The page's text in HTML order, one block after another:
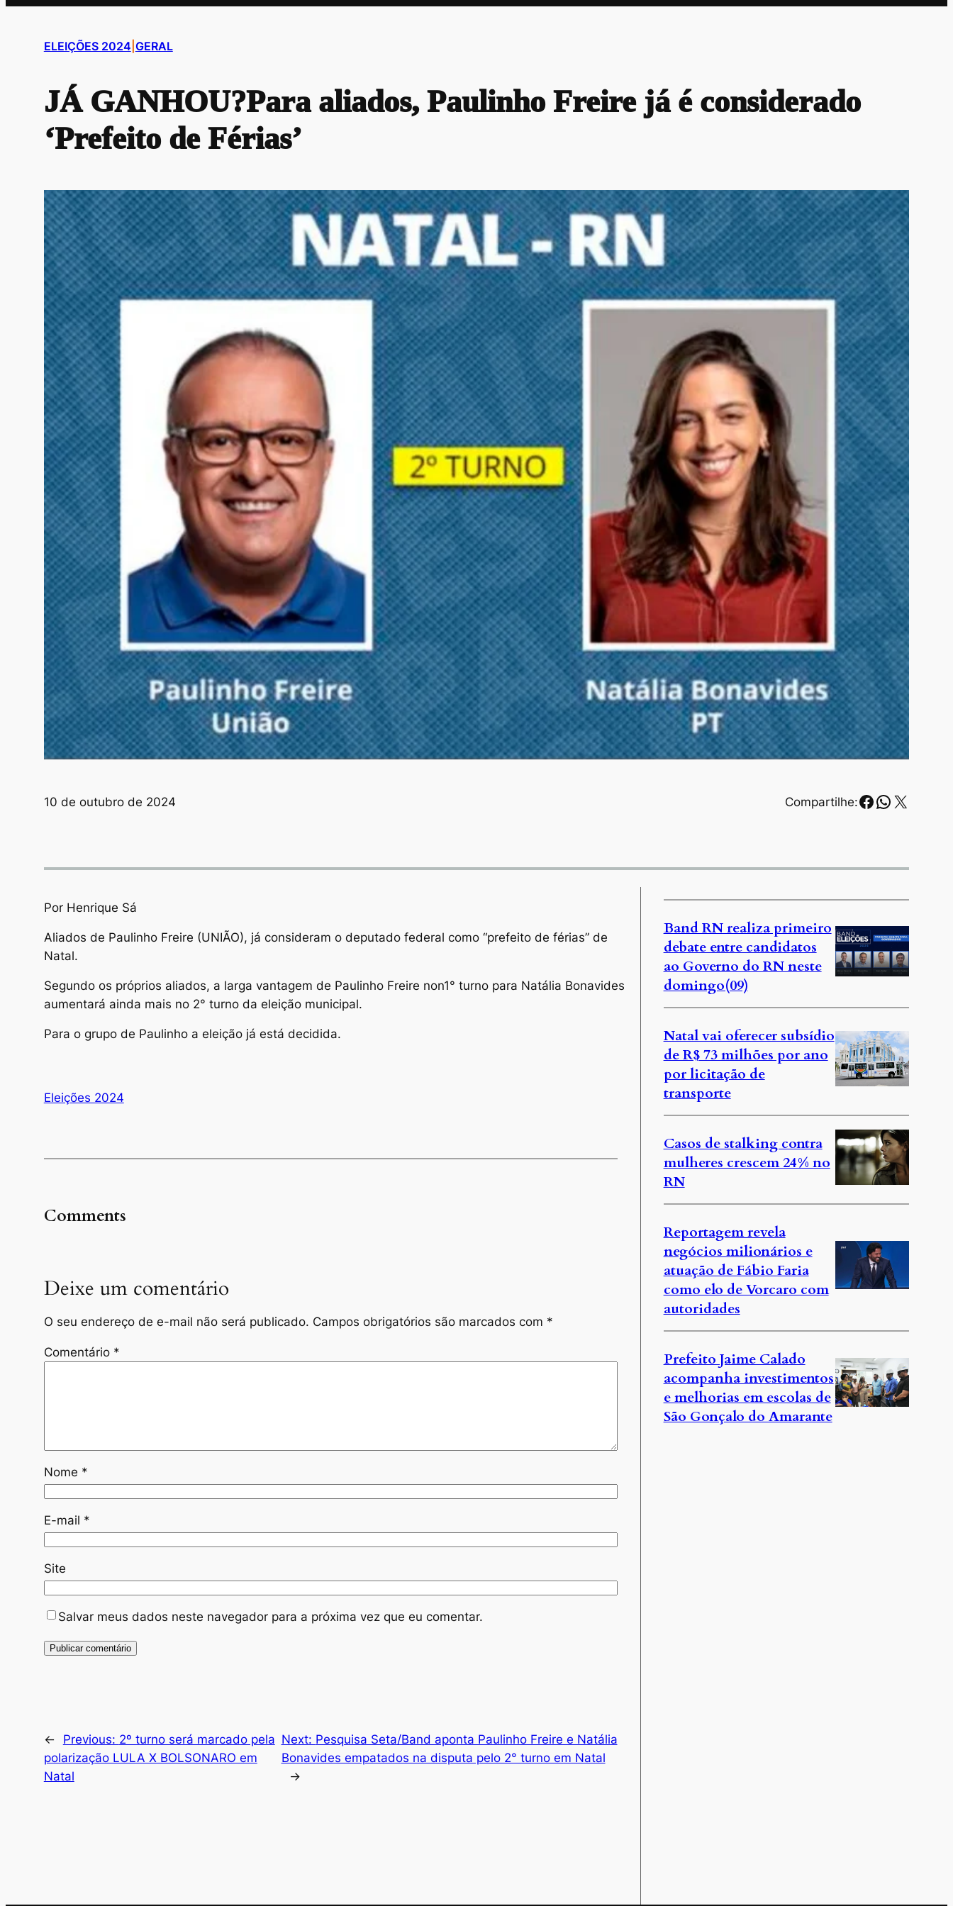
ELEIÇÕES 2024 GERAL
JÁ GANHOU?Para aliados, Paulinho Freire já é considerado
‘Prefeito de Férias’
10 de outubro de 2024 Compartilhe:Facebook
X
Por Henrique Sá
Aliados de Paulinho Freire (UNIÃO), já consideram o deputado federal como “prefeito de férias” de
Natal.
Segundo os próprios aliados, a larga vantagem de Paulinho Freire non1° turno para Natália Bonavides
aumentará ainda mais no 2° turno da eleição municipal.
Para o grupo de Paulinho a eleição já está decidida.
Eleições 2024
Comments
Deixe um comentário
O seu endereço de e-mail não será publicado. Campos obrigatórios são marcados com *
Comentário *
Nome *
E-mail *
Site
Salvar meus dados neste navegador para a próxima vez que eu comentar.
← Previous: 2º turno será marcado pela
polarização LULA X BOLSONARO em
Natal
Next: Pesquisa Seta/Band aponta Paulinho Freire e Natália
Bonavides empatados na disputa pelo 2° turno em Natal
→
Band RN realiza primeiro
debate entre candidatos
ao Governo do RN neste
domingo(09)
Natal vai oferecer subsídio
de R$ 73 milhões por ano
por licitação de
transporte
Casos de stalking contra
mulheres crescem 24% no
RN
Reportagem revela
negócios milionários e
atuação de Fábio Faria
como elo de Vorcaro com
autoridades
Prefeito Jaime Calado
acompanha investimentos
e melhorias em escolas de
São Gonçalo do Amarante